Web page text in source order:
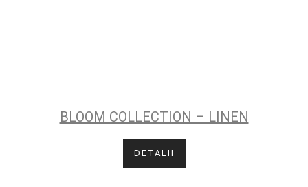
BLOOM COLLECTION – LINEN
DETALII